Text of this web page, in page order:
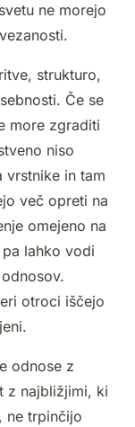
ne morejo
strukturo,
Če se
more zgraditi
niso
in tam
več opreti na
omejeno na
lahko vodi
otroci iščejo
odnose z
z najbližjimi, ki
ne trpinčijo